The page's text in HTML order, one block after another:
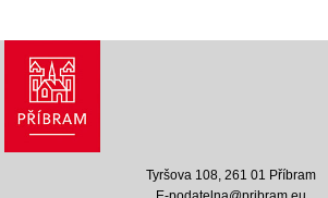
Tyršova 108, 261 01 Příbram